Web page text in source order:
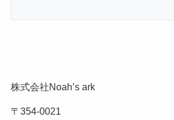
株式会社Noah’s ark
〒354-0021